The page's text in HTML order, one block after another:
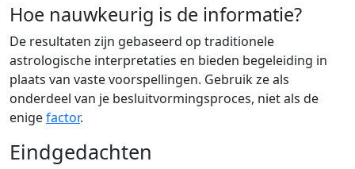
Hoe nauwkeurig is de informatie?
De resultaten zijn gebaseerd op traditionele
astrologische interpretaties en bieden begeleiding in
plaats van vaste voorspellingen. Gebruik ze als
onderdeel van je besluitvormingsproces, niet als de
enigefactor.
Eindgedachten